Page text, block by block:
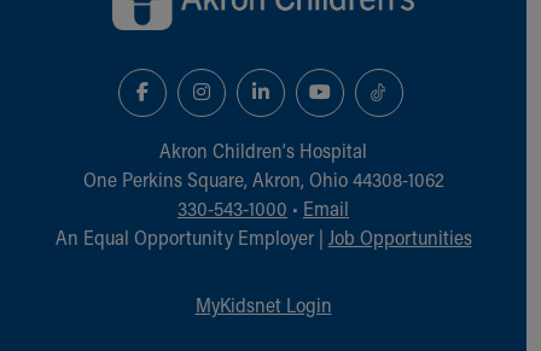
Akron Children‘s Hospital
One Perkins Square, Akron, Ohio 44308-1062
330-543-1000 • Email
An Equal Opportunity Employer | Job Opportunities
MyKidsnet Login